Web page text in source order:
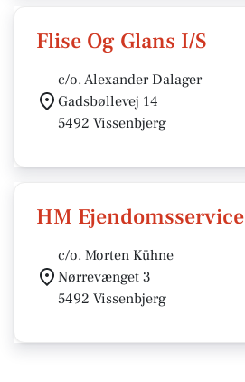
Flise Og Glans I/S
c/o. Alexander Dalager
Gadsbøllevej 14
5492 Vissenbjerg
HM Ejendomsservice
c/o. Morten Kühne
Nørrevænget 3
5492 Vissenbjerg